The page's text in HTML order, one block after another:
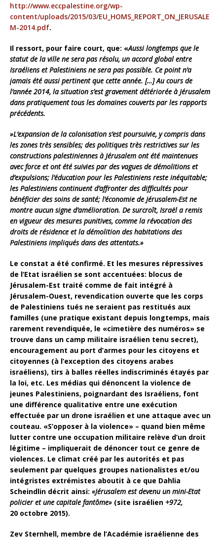
http://www.eccpalestine.org/wp-
content/uploads/2015/03/EU_HOMS_REPORT_ON_JERUSALE
M-2014.pdf.
Il ressort, pour faire court, que: «Aussi longtemps que le
statut de la ville ne sera pas résolu, un accord global entre
Israéliens et Palestiniens ne sera pas possible. Ce point n’a
jamais été aussi pertinent que cette année. […] Au cours de
l’année 2014, la situation s’est gravement détériorée à Jérusalem
dans pratiquement tous les domaines couverts par les rapports
précédents.
»L’expansion de la colonisation s’est poursuivie, y compris dans
les zones très sensibles; des politiques très restrictives sur les
constructions palestiniennes à Jérusalem ont été maintenues
avec force et ont été suivies par des vagues de démolitions et
d’expulsions; l’éducation pour les Palestiniens reste inéquitable;
les Palestiniens continuent d’affronter des difficultés pour
bénéficier des soins de santé; l’économie de Jérusalem-Est ne
montre aucun signe d’amélioration. De surcroît, Israël a remis
en vigueur des mesures punitives, comme la révocation des
droits de résidence et la démolition des habitations des
Palestiniens impliqués dans des attentats.»
Le constat a été confirmé. Et les mesures répressives
de l’Etat israélien se sont accentuées: blocus de
Jérusalem-Est traité comme de fait intégré à
Jérusalem-Ouest, revendication ouverte que les corps
de Palestiniens tués ne seraient pas restitués aux
familles (une pratique existant depuis longtemps, mais
rarement revendiquée, le «cimetière des numéros» se
trouve dans un camp militaire israélien tenu secret),
encouragement au port d’armes pour les citoyens et
citoyennes (à l’exception des citoyens arabes
israéliens), tirs à balles réelles indiscriminés étayés par
la loi, etc. Les médias qui dénoncent la violence de
jeunes Palestiniens, poignardant des Israéliens, font
une différence qualitative entre une exécution
effectuée par un drone israélien et une attaque avec un
couteau. «S’opposer à la violence» – quand bien même
lutter contre une occupation militaire relève d’un droit
légitime – impliquerait de dénoncer tout ce genre de
violences. Le climat créé par les autorités et pas
seulement par quelques groupes nationalistes et/ou
intégristes extrémistes aboutit à ce que Dahlia
Scheindlin décrit ainsi: «Jérusalem est devenu un mini-Etat
policier et une capitale fantôme» (site israélien +972,
20 octobre 2015).
Zev Sternhell, membre de l’Académie israélienne des